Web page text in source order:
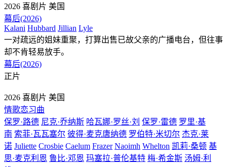
2026 喜剧片 美国
幕后(2026)
Kalani Hubbard Jillian Lyle
一对疏远的姐妹重聚，打算出售已故父亲的广播电台，但往事
却不肯轻易放手。
幕后(2026)
正片
2026 喜剧片 美国
情歌恋习曲
保罗·路德 尼克·乔纳斯 哈瓦娜·罗丝·刘 保罗·雷德 罗里·基
南 索菲·瓦瓦塞尔 彼得·麦克唐纳德 罗伯特·米切尔 杰克·莱
诺 Juliette Crosbie Caelum Frazer Naoimh Whelton 凯莉·桑顿 基
思·麦克利恩 鲁比·邓恩 玛塞拉·普伦基特 梅·希金斯 汤姆·利